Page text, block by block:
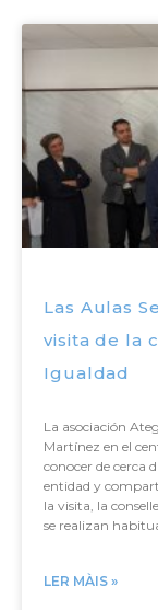
Las Aulas
visita de la
Igualdad
La asociación
Martínez en el
conocer de cerca
entidad y
la visita, la
se realizan
LER MÀIS »